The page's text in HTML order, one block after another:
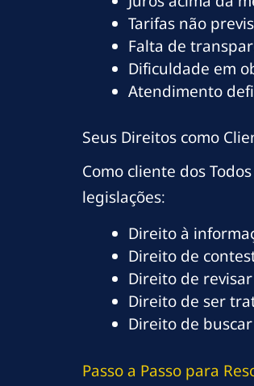
Tarifas não
Falta de
Dificuldade em
Atendimento
Seus Direitos como
Como cliente dos
legislações:
Direito à
Direito de
Direito de
Direito de ser
Direito de
Passo a Passo para